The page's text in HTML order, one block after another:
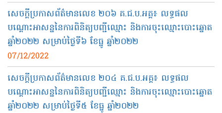
សេចក្តីប្រកាសព័ត៌មានលេខ ២០៦ គ.ជ.ប.អគ្គ៖ លទ្ធផល
បណ្ដោះអាសន្ននៃការពិនិត្យបញ្ជីឈ្មោះ និងការចុះឈ្មោះបោះឆ្នោត
ឆ្នាំ២០២២ សម្រាប់ថ្ងៃទី៦ ខែធ្នូ ឆ្នាំ២០២២
07/12/2022
សេចក្តីប្រកាសព័ត៌មានលេខ​ ២០៤ គ.ជ.ប.អគ្គ៖ លទ្ធផល
បណ្ដោះអាសន្ននៃការពិនិត្យបញ្ជីឈ្មោះ និងការចុះឈ្មោះបោះឆ្នោត
ឆ្នាំ២០២២ សម្រាប់ថ្ងៃទី៥ ខែធ្នូ ឆ្នាំ២០២២